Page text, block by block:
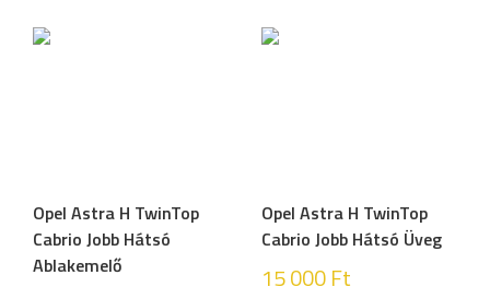
Opel Astra H TwinTop
Cabrio Jobb Hátsó
Ablakemelő
Opel Astra H TwinTop
Cabrio Jobb Hátsó Üveg
15 000Ft